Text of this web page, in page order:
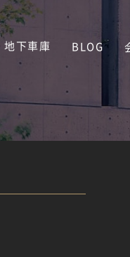
地下車庫 BLOG